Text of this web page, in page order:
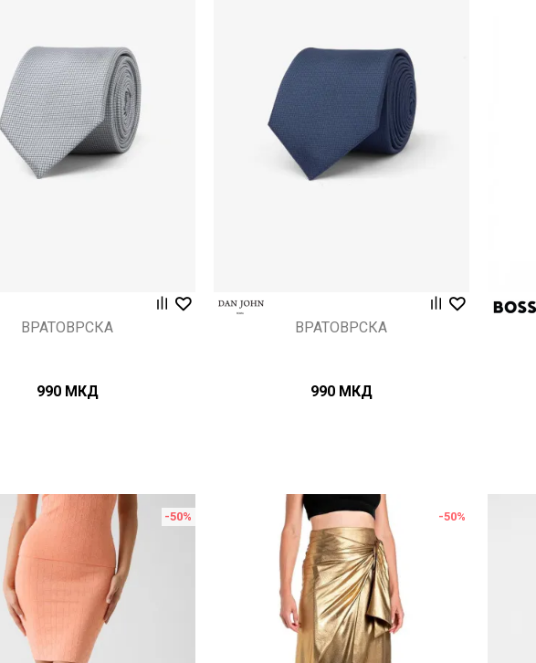
Uporedi
ВРАТОВРСКА
990 МКД
ВРАТОВРСКА
990 МКД
-50% -50%